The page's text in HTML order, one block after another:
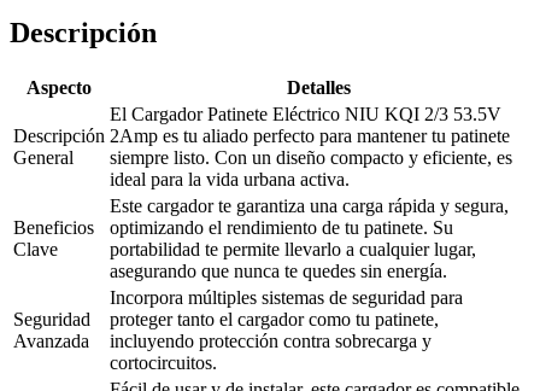
Descripción
Aspecto Detalles
Descripción
General
El Cargador Patinete Eléctrico NIU KQI 2/3 53.5V
2Amp es tu aliado perfecto para mantener tu patinete
siempre listo. Con un diseño compacto y eficiente, es
ideal para la vida urbana activa.
Beneficios
Clave
Este cargador te garantiza una carga rápida y segura,
optimizando el rendimiento de tu patinete. Su
portabilidad te permite llevarlo a cualquier lugar,
asegurando que nunca te quedes sin energía.
Seguridad
Avanzada
Incorpora múltiples sistemas de seguridad para
proteger tanto el cargador como tu patinete,
incluyendo protección contra sobrecarga y
cortocircuitos.